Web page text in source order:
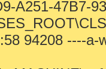
A251-47B7-
94208 ----